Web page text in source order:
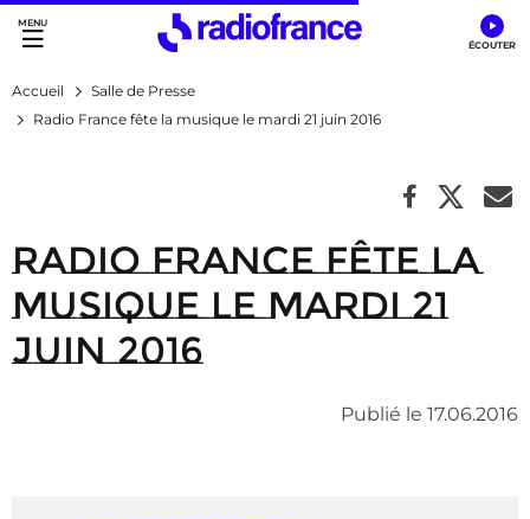
Accès direct :
Menu principal
Contenu
Accueil
Salle de Presse
Radio France fête la musique le mardi 21 juin 2016
Radio France fête la
musique le mardi 21
juin 2016
Publié le 17.06.2016